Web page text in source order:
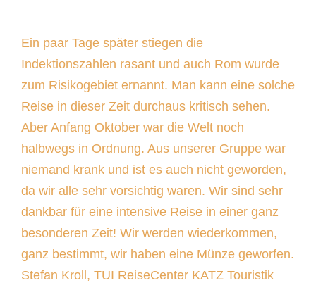
Ein paar Tage später stiegen die
Indektionszahlen rasant und auch Rom wurde
zum Risikogebiet ernannt. Man kann eine solche
Reise in dieser Zeit durchaus kritisch sehen.
Aber Anfang Oktober war die Welt noch
halbwegs in Ordnung. Aus unserer Gruppe war
niemand krank und ist es auch nicht geworden,
da wir alle sehr vorsichtig waren. Wir sind sehr
dankbar für eine intensive Reise in einer ganz
besonderen Zeit! Wir werden wiederkommen,
ganz bestimmt, wir haben eine Münze geworfen.
Stefan Kroll, TUI ReiseCenter KATZ Touristik